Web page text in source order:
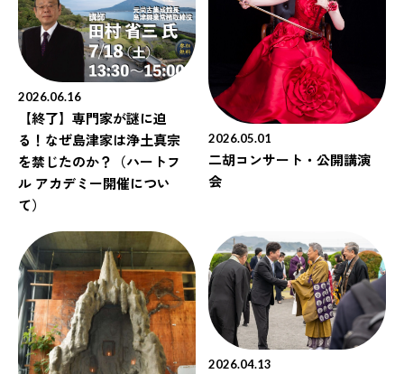
2026.06.16
【終了】専門家が謎に迫
る！なぜ島津家は浄土真宗
を禁じたのか？（ハートフ
ル アカデミー開催につい
て）
2026.05.01
二胡コンサート・公開講演
会
2026.04.13